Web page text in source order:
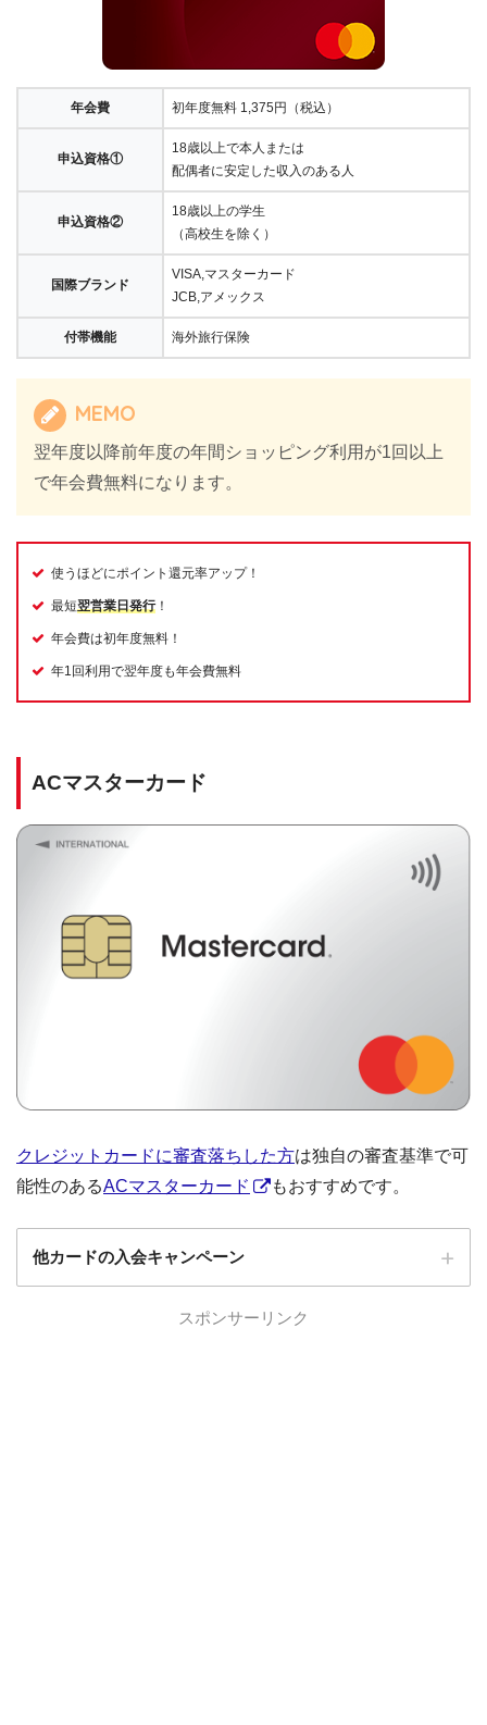
年会費 初年度無料 1,375円（税込）
申込資格①
18歳以上で本人または
配偶者に安定した収入のある人
申込資格②
18歳以上の学生
（高校生を除く）
国際ブランド
VISA,マスターカード
JCB,アメックス
付帯機能 海外旅行保険
MEMO
翌年度以降前年度の年間ショッピング利用が1回以上
で年会費無料になります。
使うほどにポイント還元率アップ！
最短翌営業日発行！
年会費は初年度無料！
年1回利用で翌年度も年会費無料
ACマスターカード
クレジットカードに審査落ちした方は独自の審査基準で可
能性のあるACマスターカード もおすすめです。
他カードの入会キャンペーン
ローソンPontaプラスの入会キャンペーン
スポンサーリンク